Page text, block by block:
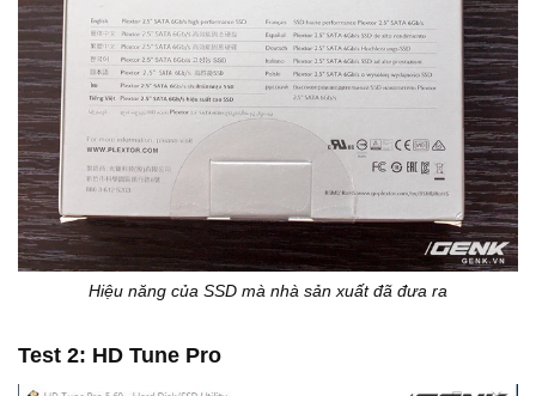
Hiệu năng của SSD mà nhà sản xuất đã đưa ra
Test 2: HD Tune Pro